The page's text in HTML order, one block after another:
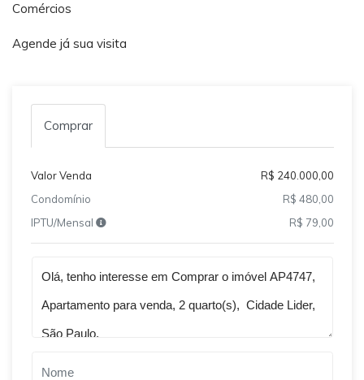
Comércios
Agende já sua visita
Comprar
Valor Venda
R$ 240.000,00
Condomínio
R$ 480,00
IPTU/Mensal
R$ 79,00